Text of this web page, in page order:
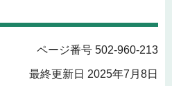
ページ番号 502-960-213
最終更新日 2025年7月8日